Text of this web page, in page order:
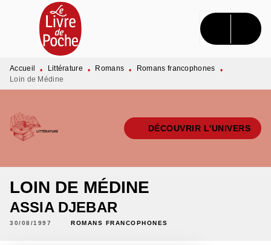
MENU RECHERCHE CONTENU
PIED DE PAGE
Accueil • Littérature • Romans • Romans francophones
•
Loin de Médine
DÉCOUVRIR L'UNIVERS
LOIN DE MÉDINE
ASSIA DJEBAR
30/08/1997 ROMANS FRANCOPHONES